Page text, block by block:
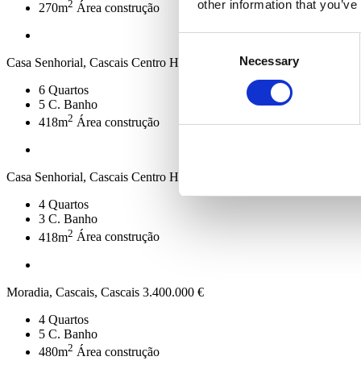
other information that
Necessary
270m2 Área construção
Casa Senhorial, Cascais Centro Histórico, Cascais 3.500.000 €
6 Quartos
5 C. Banho
418m2 Área construção
Casa Senhorial, Cascais Centro Histórico, Cascais
4 Quartos
3 C. Banho
418m2 Área construção
Moradia, Cascais, Cascais 3.400.000 €
4 Quartos
5 C. Banho
480m2 Área construção